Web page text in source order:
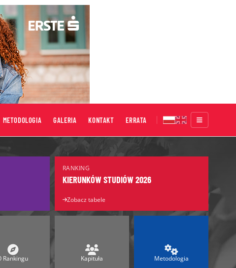
METODOLOGIA GALERIA KONTAKT ERRATA
Salon Maturzystów
Ranking Szkół Olimpijskich
RANKING
KIERUNKÓW STUDIÓW 2026
Zobacz tabele
Rankingu Kapituła Metodologia